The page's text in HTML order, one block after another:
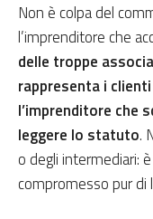
Non è colpa del
l’imprenditore che
delle troppe
rappresenta i
l’imprenditore che
leggere lo statuto.
o degli intermediari:
compromesso pur di